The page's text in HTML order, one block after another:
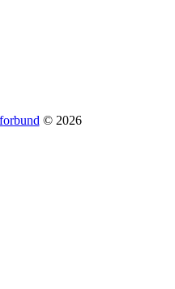
© 2026